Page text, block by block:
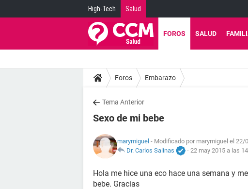
High-Tech Salud
FOROS SALUD
Foros Embarazo
Tema Anterior
Sexo de mi bebe
marymiguel - Modificado por marymiguel el 22/
Dr. Carlos Salinas
- 22 may 2015 a las
Hola me hice una eco hace una semana y
bebe. Gracias